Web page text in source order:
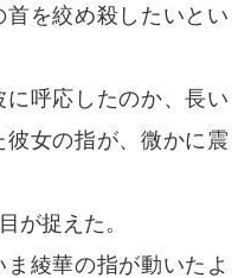
首を絞め殺したいとい
呼応したのか、長い
女の指が、微かに震
が捉えた。
ま綾華の指が動いたよ